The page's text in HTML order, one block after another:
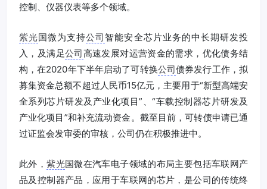
控制、仪器仪表等多个领域。
紫光国微为支持公司 智能安全芯片业务的中长期研发投
入，及满足公司高速发展对运营资金的需求，优化债务结
构，在2020年下半年启动了可转换公司债券发行工作，拟
募集资金总额不超过人民币15亿元，主要用于“新型高端安
全系列芯片研发及产业化项目”、“车载控制器芯片研发及
产业化项目”和补充流动资金。截至目前，可转债申请已通
过证监会发审委的审核，公司仍在积极推进中。
此外，紫光国微在汽车电子领域的布局主要包括车联网产
品及控制器产品，应用于车联网的芯片，是公司的传统终